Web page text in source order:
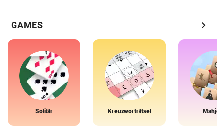
GAMES chevron_right
Solitär Kreuzworträtsel